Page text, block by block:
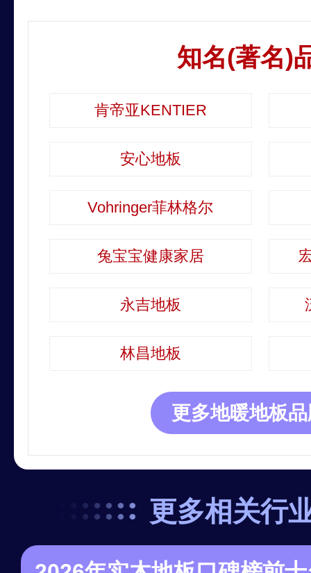
知名(著名)
肯帝亚KENTIER
安心地板
Vohringer菲林格尔
兔宝宝健康家居
永吉地板
林昌地板
更多地暖地板
更多相关行